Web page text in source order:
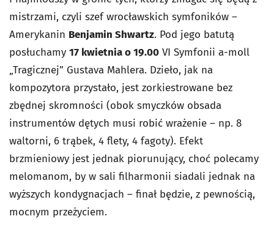
mistrzami, czyli szef wrocławskich symfoników –
Amerykanin Benjamin Shwartz. Pod jego batutą
posłuchamy 17 kwietnia o 19.00 VI Symfonii a-moll
„Tragicznej” Gustava Mahlera. Dzieło, jak na
kompozytora przystało, jest zorkiestrowane bez
zbędnej skromności (obok smyczków obsada
instrumentów dętych musi robić wrażenie – np. 8
waltorni, 6 trąbek, 4 flety, 4 fagoty). Efekt
brzmieniowy jest jednak piorunujący, choć polecamy
melomanom, by w sali filharmonii siadali jednak na
wyższych kondygnacjach – finał będzie, z pewnością,
mocnym przeżyciem.